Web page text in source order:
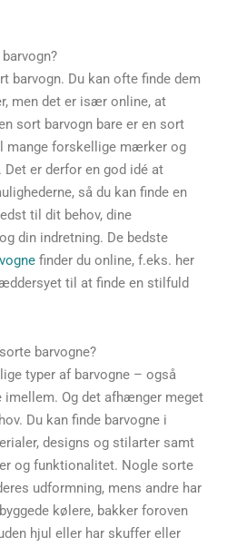
barvogn. Du kan ofte finde dem
men det er især online, at
sort barvogn bare er en sort
mange forskellige mærker og
er derfor en god idé at
så du kan finde en
til dit behov, dine
din indretning. De bedste
finder du online, f.eks. her
til at finde en stilfuld
barvogne?
typer af barvogne – også
Og det afhænger meget
Du kan finde barvogne i
designs og stilarter samt
og funktionalitet. Nogle sorte
udformning, mens andre har
kølere, bakker foroven
hjul eller har skuffer eller